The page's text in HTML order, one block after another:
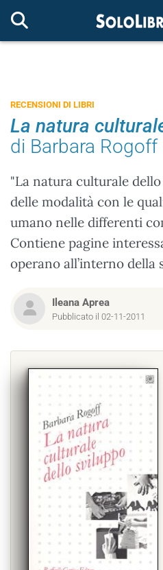
RECENSIONI DI LIBRI
La natura
di Barbara Rogoff
"La natura culturale
delle modalità con le
umano nelle differenti
Contiene pagine
operano all’interno della
Ileana Aprea
Pubblicato il 02-11-2011